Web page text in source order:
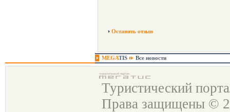
Оставить отзыв
MEGATIS Все новости
Туристический
Права защищены ©